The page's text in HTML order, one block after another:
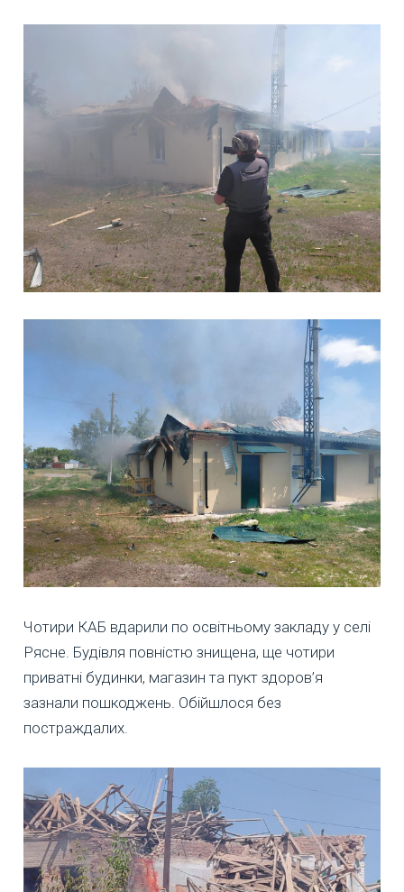
Чотири КАБ вдарили по освітньому закладу у селі
Рясне. Будівля повністю знищена, ще чотири
приватні будинки, магазин та пукт здоров’я
зазнали пошкоджень. Обійшлося без
постраждалих.